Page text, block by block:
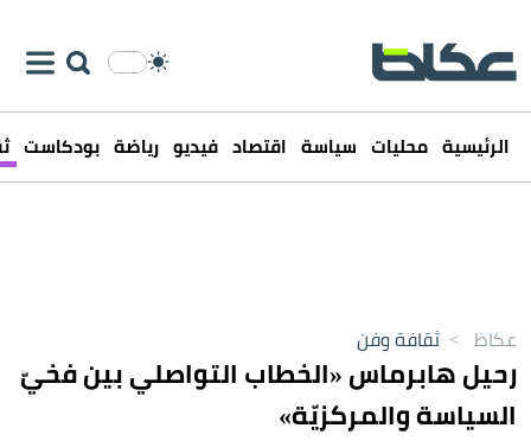
الرئيسية محليات سياسة اقتصاد فيديو رياضة بودكاست
عكاظ > ثقافة وفن
رحيل هابرماس «الخطاب التواصلي بين فخيّ
السياسة والمركزيّة»